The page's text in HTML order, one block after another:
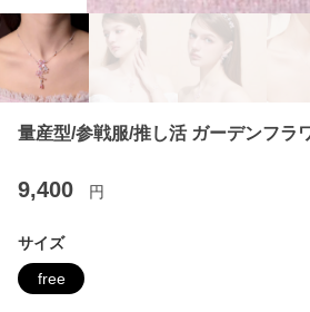
量産型/参戦服/推し活 ガーデンフ
9,400 円
サイズ
free